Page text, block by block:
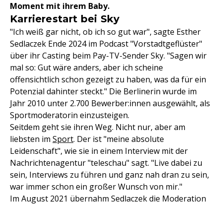
Moment mit ihrem Baby.
Karrierestart bei Sky
"Ich weiß gar nicht, ob ich so gut war", sagte Esther
Sedlaczek Ende 2024 im Podcast "Vorstadtgeflüster"
über ihr Casting beim Pay-TV-Sender Sky. "Sagen wir
mal so: Gut wäre anders, aber ich scheine
offensichtlich schon gezeigt zu haben, was da für ein
Potenzial dahinter steckt." Die Berlinerin wurde im
Jahr 2010 unter 2.700 Bewerber:innen ausgewählt, als
Sportmoderatorin einzusteigen.
Seitdem geht sie ihren Weg. Nicht nur, aber am
liebsten im Sport. Der ist "meine absolute
Leidenschaft", wie sie in einem Interview mit der
Nachrichtenagentur "teleschau" sagt. "Live dabei zu
sein, Interviews zu führen und ganz nah dran zu sein,
war immer schon ein großer Wunsch von mir."
Im August 2021 übernahm Sedlaczek die Moderation